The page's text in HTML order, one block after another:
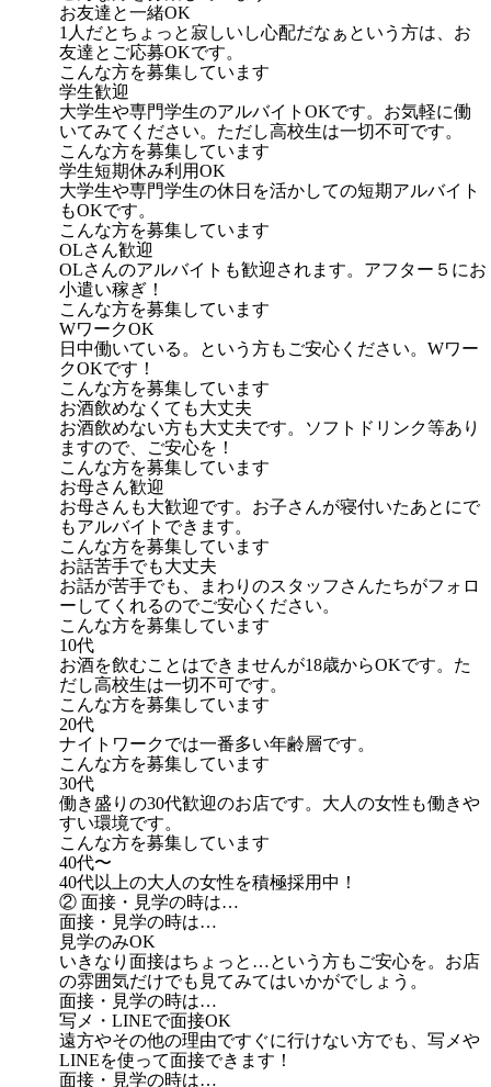
お友達と一緒OK
1人だとちょっと寂しいし心配だなぁという方は、お
友達とご応募OKです。
こんな方を募集しています
学生歓迎
大学生や専門学生のアルバイトOKです。お気軽に働
いてみてください。ただし高校生は一切不可です。
こんな方を募集しています
学生短期休み利用OK
大学生や専門学生の休日を活かしての短期アルバイト
もOKです。
こんな方を募集しています
OLさん歓迎
OLさんのアルバイトも歓迎されます。アフター５にお
小遣い稼ぎ！
こんな方を募集しています
WワークOK
日中働いている。という方もご安心ください。Wワー
クOKです！
こんな方を募集しています
お酒飲めなくても大丈夫
お酒飲めない方も大丈夫です。ソフトドリンク等あり
ますので、ご安心を！
こんな方を募集しています
お母さん歓迎
お母さんも大歓迎です。お子さんが寝付いたあとにで
もアルバイトできます。
こんな方を募集しています
お話苦手でも大丈夫
お話が苦手でも、まわりのスタッフさんたちがフォロ
ーしてくれるのでご安心ください。
こんな方を募集しています
10代
お酒を飲むことはできませんが18歳からOKです。た
だし高校生は一切不可です。
こんな方を募集しています
20代
ナイトワークでは一番多い年齢層です。
こんな方を募集しています
30代
働き盛りの30代歓迎のお店です。大人の女性も働きや
すい環境です。
こんな方を募集しています
40代〜
40代以上の大人の女性を積極採用中！
② 面接・見学の時は…
面接・見学の時は…
見学のみOK
いきなり面接はちょっと…という方もご安心を。お店
の雰囲気だけでも見てみてはいかがでしょう。
面接・見学の時は…
写メ・LINEで面接OK
遠方やその他の理由ですぐに行けない方でも、写メや
LINEを使って面接できます！
面接・見学の時は…